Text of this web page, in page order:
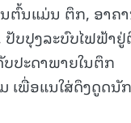
ຕົ້ນແມ່ນ ຕຶກ, ອາຄ
ປັບປຸງລະບົບໄຟຟ້າ
ປະດາພາຍໃນຕຶກ
ເພື່ອແນໃສ່ດຶງດູດນັກ